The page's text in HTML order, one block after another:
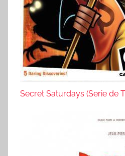
Secret Saturdays (Serie de